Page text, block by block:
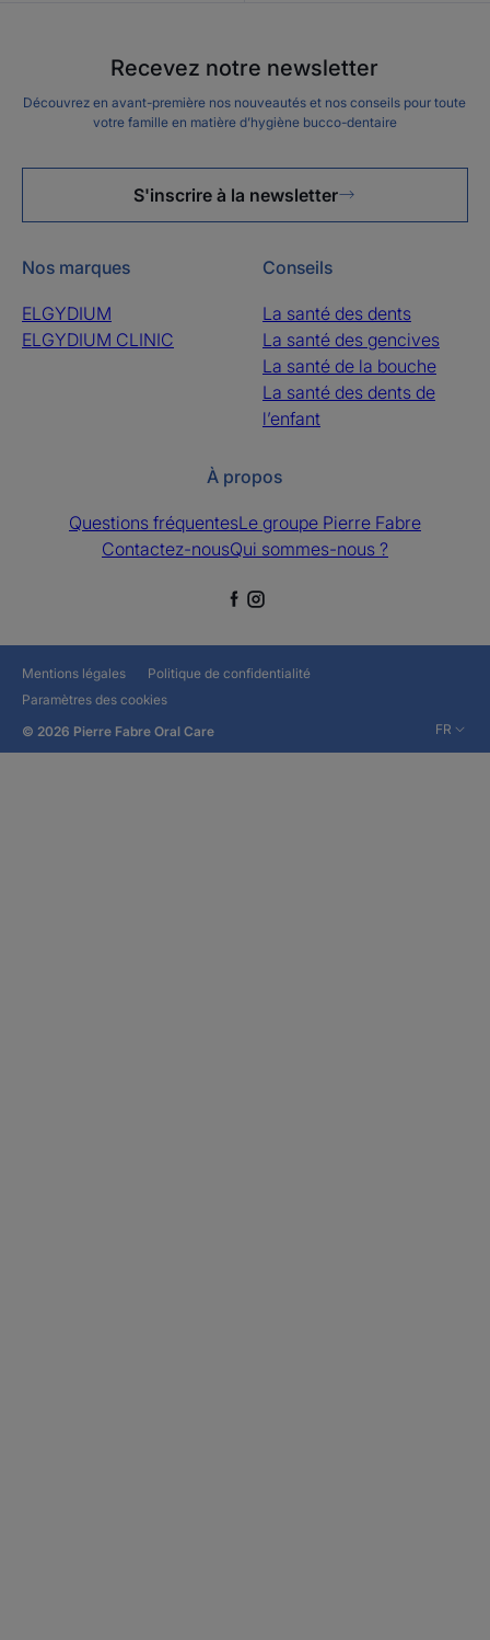
Recevez notre newsletter
Découvrez en avant-première nos nouveautés et nos conseils pour toute
votre famille en matière d’hygiène bucco-dentaire
S'inscrire à la newsletter
Nos marques
ELGYDIUM
ELGYDIUM CLINIC
Conseils
La santé des dents
La santé des gencives
La santé de la bouche
La santé des dents de
l’enfant
À propos
Questions fréquentesLe groupe Pierre Fabre
Contactez-nousQui sommes-nous ?
Mentions légales
Politique de confidentialité
Paramètres des cookies
© 2026 Pierre Fabre Oral Care
FR